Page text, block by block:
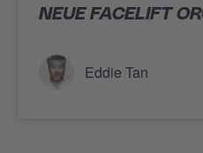
NEUE FACELIFT
Eddie Tan